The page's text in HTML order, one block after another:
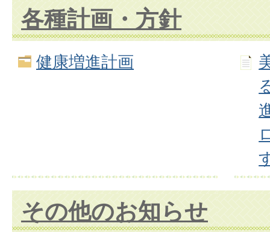
各種計画・方針
健康増進計画
その他のお知らせ